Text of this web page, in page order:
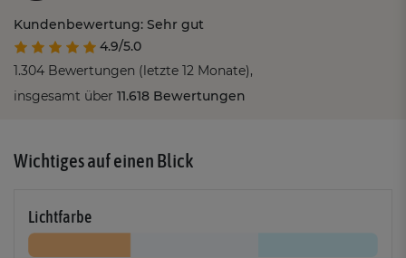
Kundenbewertung: Sehr gut
4.9/5.0
1.304 Bewertungen (letzte 12 Monate),
insgesamt über 11.618 Bewertungen
Wichtiges auf einen Blick
Lichtfarbe